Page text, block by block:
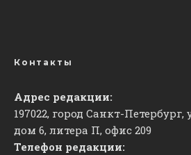
Контакты
Адрес редакции:
197022, город Санкт-
дом 6, литера П, офис 209
Телефон редакции: